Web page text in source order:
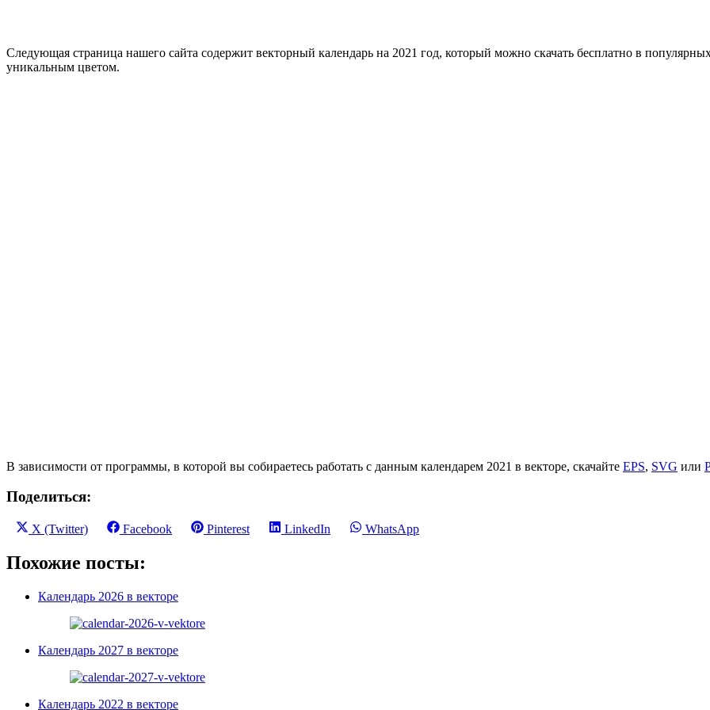
Следующая страница нашего сайта содержит векторный календарь на 2021 год, который можно скачать бесплатно в
уникальным цветом.
В зависимости от программы, в которой вы собираетесь работать с данным календарем 2021 в векторе, скачайте EPS, SVG или
Поделиться:
Share
X (Twitter)
Share
Facebook
Share
Pinterest
Share
LinkedIn
Share
WhatsApp
Похожие посты:
Календарь 2026 в векторе
Календарь 2027 в векторе
Календарь 2022 в векторе